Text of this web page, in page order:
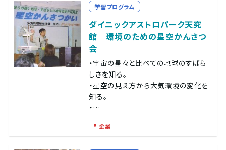
学習プログラム
ダイニックアストロパーク天究
館 環境のための星空かんさつ
会
・宇宙の星々と比べての地球のすばら
しさを知る。
・星空の見え方から大気環境の変化を
知る。
・…
企業